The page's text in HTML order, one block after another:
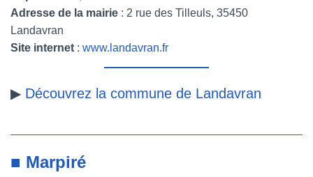
Adresse de la mairie : 2 rue des Tilleuls, 35450
Landavran
Site internet : www.landavran.fr
▶ Découvrez la commune de Landavran
■ Marpiré